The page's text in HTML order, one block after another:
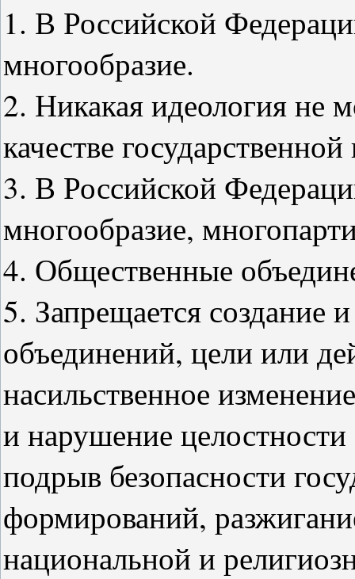
1. В Российской
многообразие.
2. Никакая идеология не
качестве
3. В Российской
многообразие,
4. Общественные
5. Запрещается создание
объединений, цели или
насильственное
и нарушение
подрыв безопасности
формирований,
национальной и